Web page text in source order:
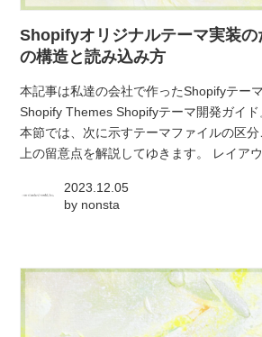
Shopifyオリジナルテーマ実装の
の構造と読み込み方
本記事は私達の会社で作ったShopifyテー
Shopify Themes Shopifyテーマ開発ガイド
本節では、次に示すテーマファイルの区
上の留意点を解説してゆきます。 レイア
2023.12.05
by nonsta